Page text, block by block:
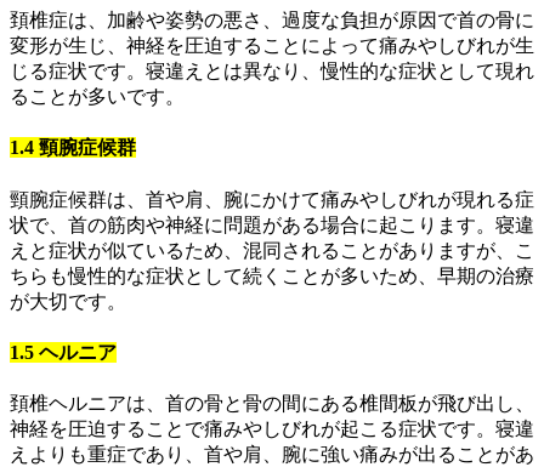
頚椎症は、加齢や姿勢の悪さ、過度な負担が原因で首の骨に
変形が生じ、神経を圧迫することによって痛みやしびれが生
じる症状です。寝違えとは異なり、慢性的な症状として現れ
ることが多いです。
1.4 頸腕症候群
頸腕症候群は、首や肩、腕にかけて痛みやしびれが現れる症
状で、首の筋肉や神経に問題がある場合に起こります。寝違
えと症状が似ているため、混同されることがありますが、こ
ちらも慢性的な症状として続くことが多いため、早期の治療
が大切です。
1.5 ヘルニア
頚椎ヘルニアは、首の骨と骨の間にある椎間板が飛び出し、
神経を圧迫することで痛みやしびれが起こる症状です。寝違
えよりも重症であり、首や肩、腕に強い痛みが出ることがあ